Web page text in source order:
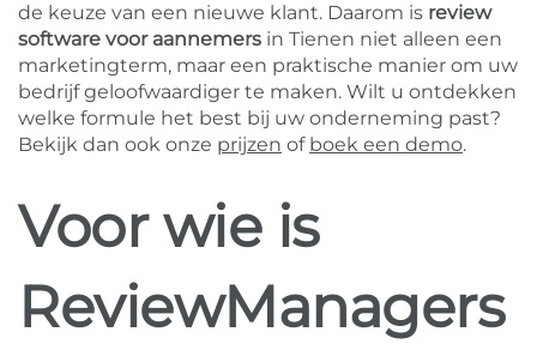
de keuze van een nieuwe klant. Daarom is review
software voor aannemers in Tienen niet alleen een
marketingterm, maar een praktische manier om uw
bedrijf geloofwaardiger te maken. Wilt u ontdekken
welke formule het best bij uw onderneming past?
Bekijk dan ook onze prijzen of boek een demo.
Voor wie is
ReviewManagers